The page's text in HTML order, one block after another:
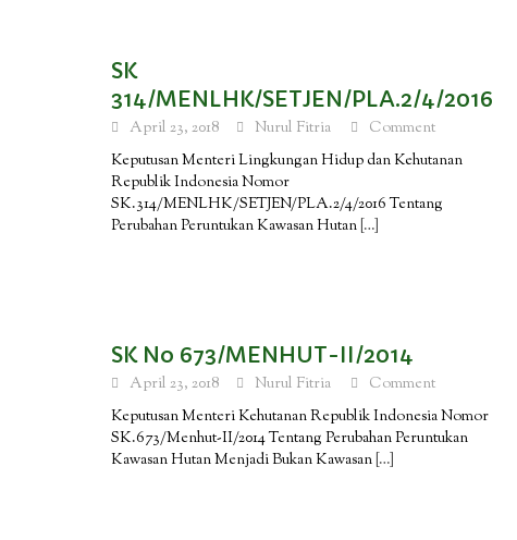
SK
314/MENLHK/SETJEN/PLA.2/4/2016
April 23, 2018 Nurul Fitria
Comment
Keputusan Menteri Lingkungan Hidup dan Kehutanan
Republik Indonesia Nomor
SK.314/MENLHK/SETJEN/PLA.2/4/2016 Tentang
Perubahan Peruntukan Kawasan Hutan […]
SK No 673/MENHUT-II/2014
April 23, 2018 Nurul Fitria
Comment
Keputusan Menteri Kehutanan Republik Indonesia Nomor
SK.673/Menhut-II/2014 Tentang Perubahan Peruntukan
Kawasan Hutan Menjadi Bukan Kawasan […]